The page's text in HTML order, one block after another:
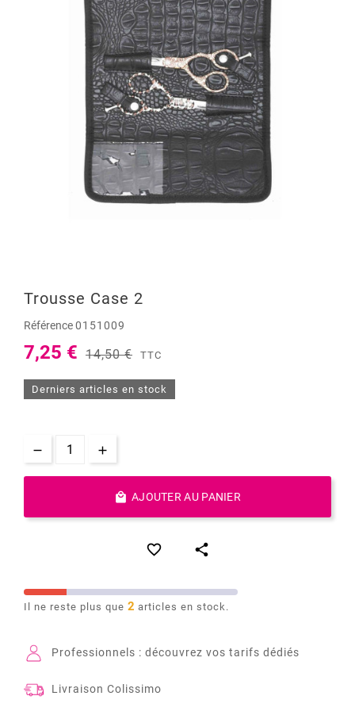
Trousse Case 2
Référence0151009
7,25 € 14,50 € TTC
Derniers articles en stock
 AJOUTER AU PANIER
 
Il ne reste plus que 2 articles en stock.
Professionnels : découvrez vos tarifs dédiés
Livraison Colissimo